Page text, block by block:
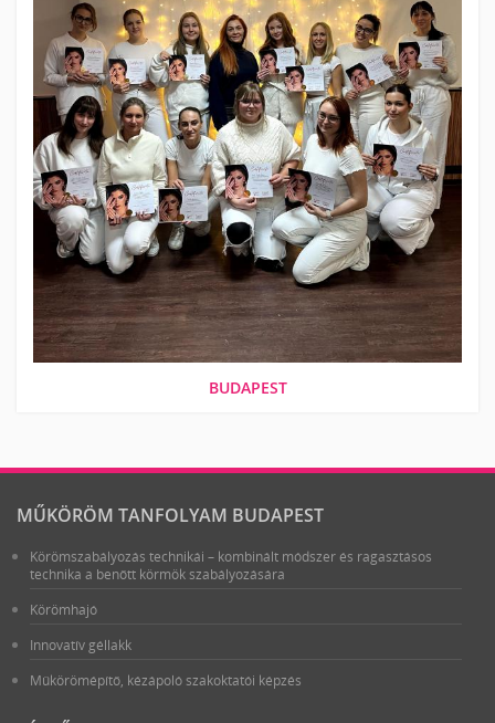
BUDAPEST
MŰKÖRÖM TANFOLYAM BUDAPEST
Körömszabályozás technikái – kombinált módszer és ragasztásos
technika a benőtt körmök szabályozására
Körömhajó
Innovatív géllakk
Műkörömépítő, kézápoló szakoktatói képzés